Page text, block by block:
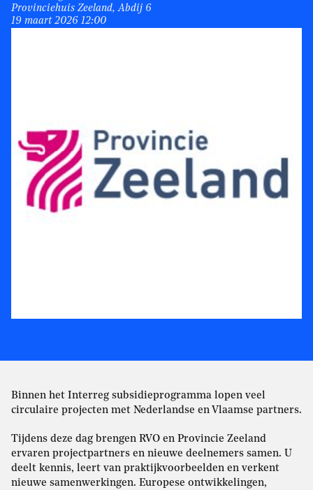
Provinciehuis Zeeland, Abdij 6
19 maart 2026 12:00
Binnen het Interreg subsidieprogramma lopen veel
circulaire projecten met Nederlandse en Vlaamse partners.
Tijdens deze dag brengen RVO en Provincie Zeeland
ervaren projectpartners en nieuwe deelnemers samen. U
deelt kennis, leert van praktijkvoorbeelden en verkent
nieuwe samenwerkingen. Europese ontwikkelingen,